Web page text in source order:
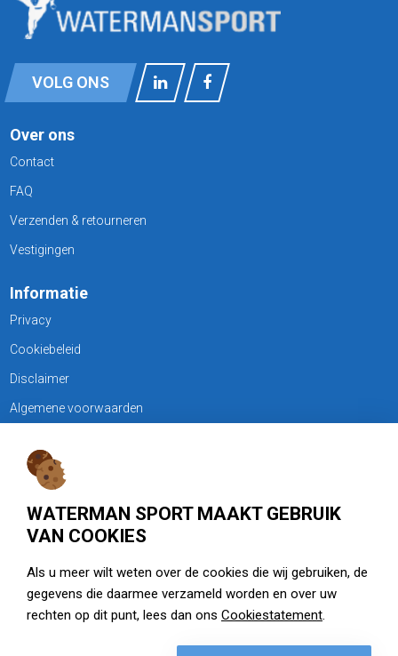
WATERMAN SPORT MAAKT GEBRUIK
VAN COOKIES
Als u meer wilt weten over de cookies die wij gebruiken, de
gegevens die daarmee verzameld worden en over uw
rechten op dit punt, lees dan ons Cookiestatement
VOLG ONS
Over ons
Contact
FAQ
Verzenden & retourneren
Vestigingen
Informatie
Privacy
Cookiebeleid
Disclaimer
Algemene voorwaarden
KLANTENSERVICE
020 - 6901044
Openingstijden
zie watermansport.nl